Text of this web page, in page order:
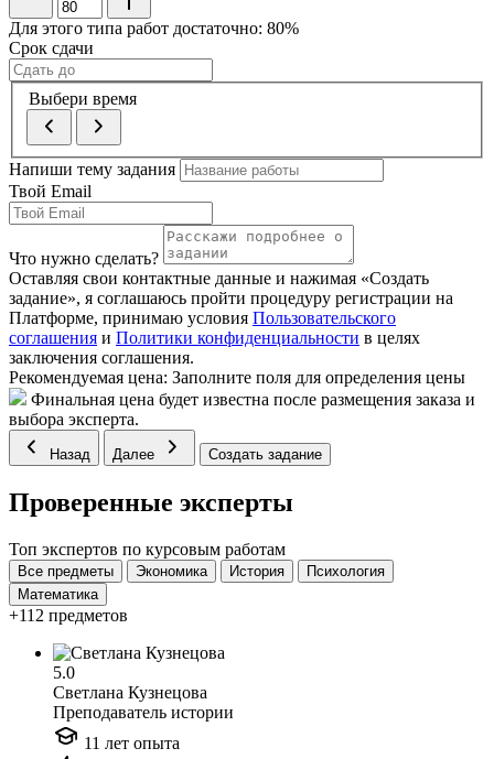
Для этого типа работ достаточно: 80%
Срок сдачи
Выбери время
Напиши тему задания
Твой Email
Что нужно сделать?
Оставляя свои контактные данные и нажимая «Создать
задание», я соглашаюсь пройти процедуру регистрации на
Платформе, принимаю условия Пользовательского
соглашения и Политики конфиденциальности в целях
заключения соглашения.
Рекомендуемая цена: Заполните поля для определения цены
Финальная цена будет известна после размещения заказа и
выбора эксперта.
Назад Далее Создать задание
Проверенные эксперты
Топ экспертов по курсовым работам
Все предметы Экономика История
Психология
Математика
+112 предметов
5.0
Светлана Кузнецова
Преподаватель истории
11 лет опыта